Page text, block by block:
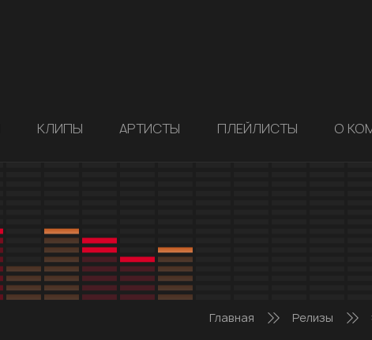
КЛИПЫ АРТИСТЫ ПЛЕЙЛИСТЫ О
Главная Релизы